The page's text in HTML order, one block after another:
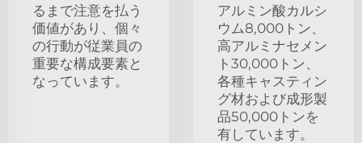
るまで注意を払う
価値があり、個々
の行動が従業員の
重要な構成要素と
なっています。
アルミン酸カルシ
ウム8,000トン、
高アルミナセメン
ト30,000トン、
各種キャスティン
グ材および成形製
品50,000トンを
有しています。